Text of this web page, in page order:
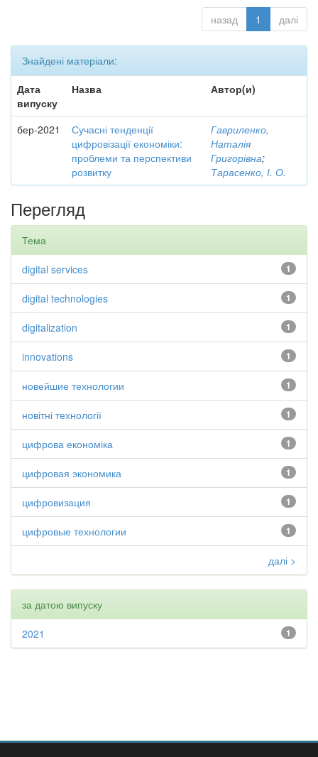
назад 1 далі
Знайдені матеріали:
Дата
випуску
Назва Автор(и)
бер-2021
Сучасні тенденції
цифровізації економіки:
проблеми та перспективи
розвитку
Гавриленко,
Наталія
Григорівна;
Тарасенко, І. О.
Перегляд
Тема
1
digital services
1
digital technologies
1
digitalization
1
innovations
1
новейшие технологии
1
новітні технології
1
цифрова економіка
1
цифровая экономика
1
цифровизация
1
цифровые технологии
далі >
за датою випуску
1
2021